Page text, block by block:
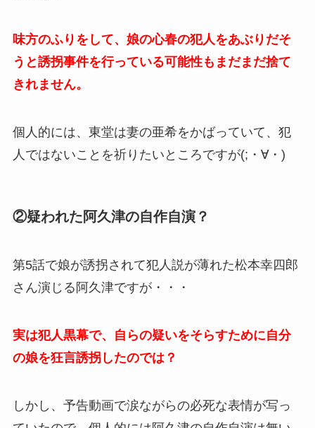
味方のふりをして、娘の心春の犯人をあぶりだそ
うと誘拐事件を行っている可能性もまだまだ捨て
きれません。
個人的には、東堂は妻の亜希をかばっていて、犯
人ではないことを祈りたいところですが(;・∀・)
②疑われた阿久津の自作自演？
第5話で娘が誘拐されて犯人説が薄れた松本幸四郎
さん演じる阿久津ですが・・・
実は犯人黒幕で、自らの疑いをそらすために自分
の娘を狂言誘拐したのでは？
しかし、予告動画で涙ながらの必死な表情が写っ